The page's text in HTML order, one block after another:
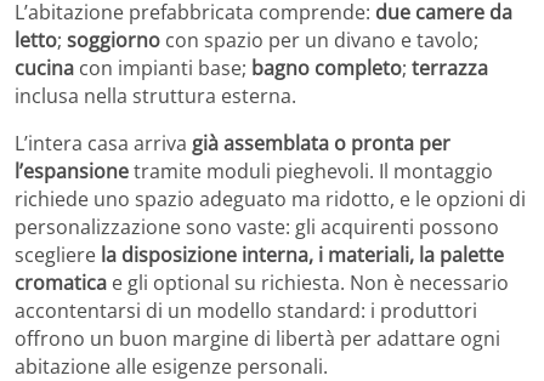
L’abitazione prefabbricata comprende: due camere da
letto; soggiorno con spazio per un divano e tavolo;
cucina con impianti base; bagno completo; terrazza
inclusa nella struttura esterna.
L’intera casa arriva già assemblata o pronta per
l’espansionetramite moduli pieghevoli. Il montaggio
richiede uno spazio adeguato ma ridotto, e le opzioni di
personalizzazione sono vaste: gli acquirenti possono
scegliere la disposizione interna, i materiali, la palette
cromatica e gli optional su richiesta. Non è necessario
accontentarsi di un modello standard: i produttori
offrono un buon margine di libertà per adattare ogni
abitazione alle esigenze personali.